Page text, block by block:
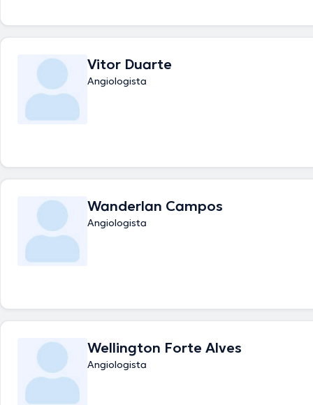
Vitor Duarte
Angiologista
Wanderlan Campos
Angiologista
Wellington Forte Alves
Angiologista